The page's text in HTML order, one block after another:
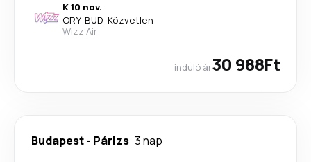
K 10 nov.
ORY-BUD· Közvetlen
Wizz Air
induló ár30 988Ft
Budapest- Párizs 3 nap